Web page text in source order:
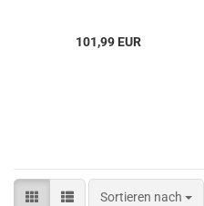
101,99 EUR
Sortieren nach
Sortieren nach